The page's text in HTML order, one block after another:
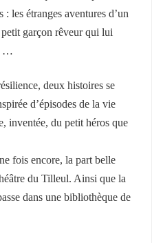
: les étranges aventures d’un
garçon rêveur qui lui
…
deux histoires se
d’épisodes de la vie
inventée, du petit héros que
fois encore, la part belle
du Tilleul. Ainsi que la
dans une bibliothèque de